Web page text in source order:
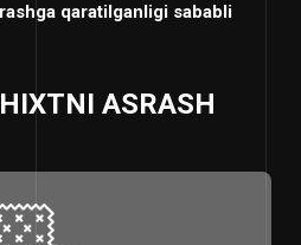
qaratilganligi sababli
ASRASH